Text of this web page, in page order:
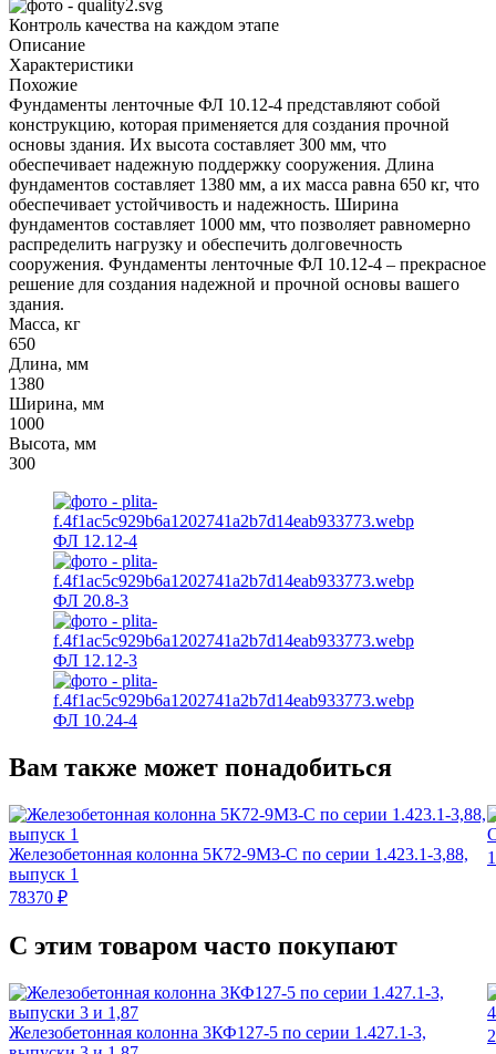
Контроль качества на каждом этапе
Описание
Характеристики
Похожие
Фундаменты ленточные ФЛ 10.12-4 представляют собой
конструкцию, которая применяется для создания прочной
основы здания. Их высота составляет 300 мм, что
обеспечивает надежную поддержку сооружения. Длина
фундаментов составляет 1380 мм, а их масса равна 650 кг, что
обеспечивает устойчивость и надежность. Ширина
фундаментов составляет 1000 мм, что позволяет равномерно
распределить нагрузку и обеспечить долговечность
сооружения. Фундаменты ленточные ФЛ 10.12-4 – прекрасное
решение для создания надежной и прочной основы вашего
здания.
Масса, кг
650
Длина, мм
1380
Ширина, мм
1000
Высота, мм
300
ФЛ 12.12‑4
ФЛ 20.8‑3
ФЛ 12.12‑3
ФЛ 10.24‑4
Вам также может понадобиться
Железобетонная колонна 5К72‑9М3‑С по серии 1.423.1‑3,88,
выпуск 1
78370 ₽
С этим товаром часто покупают
Железобетонная колонна 3КФ127‑5 по серии 1.427.1‑3,